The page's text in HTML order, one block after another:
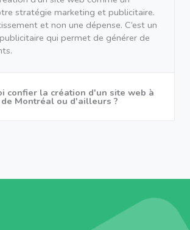
stratégie marketing et publicitaire.
et non une dépense. C’est un
qui permet de générer de
confier la création d'un site web à
Montréal ou d'ailleurs ?